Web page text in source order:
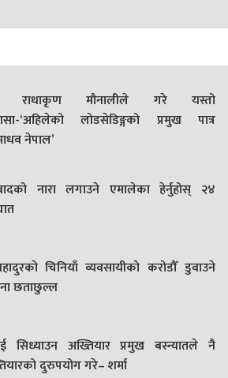
राधाकृण मौनालीले गरे यस्तो
‘अहिलेको लोडसेडिङ्गको प्रमुख पात्र
नेपाल’
नारा लगाउने एमालेका हेर्नुहोस् २४
चिनियाँ व्यवसायीको करोडौँ डुवाउने
छताछुल्ल
सिध्याउन अख्तियार प्रमुख बस्न्यातले नै
दुरुपयोग गरे– शर्मा